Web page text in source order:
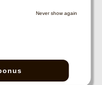
Never show again